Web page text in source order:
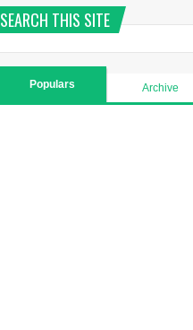
SEARCH THIS SITE
Populars Archive